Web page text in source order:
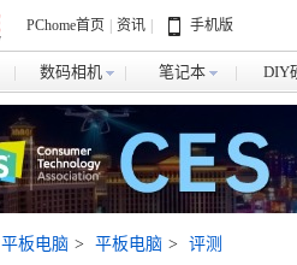
PChome首页 资讯 手机版
数码相机 笔记本 DIY
平板电脑 > 平板电脑 > 评测